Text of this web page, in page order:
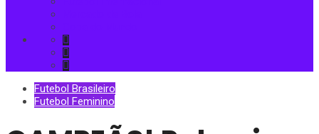
Futebol Brasileiro
Futebol Feminino